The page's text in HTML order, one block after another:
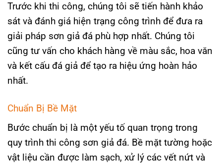
Trước khi thi công, chúng tôi sẽ tiến hành khảo
sát và đánh giá hiện trạng công trình để đưa ra
giải pháp sơn giả đá phù hợp nhất. Chúng tôi
cũng tư vấn cho khách hàng về màu sắc, hoa văn
và kết cấu đá giả để tạo ra hiệu ứng hoàn hảo
nhất.
Chuẩn Bị Bề Mặt
Bước chuẩn bị là một yếu tố quan trọng trong
quy trình thi công sơn giả đá. Bề mặt tường hoặc
vật liệu cần được làm sạch, xử lý các vết nứt và